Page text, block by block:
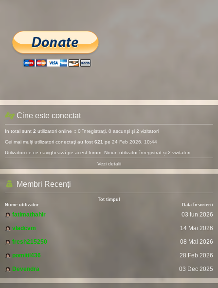
Cine este conectat
In total sunt 2 utilizatori online :: 0 înregistrați, 0 ascunși și 2 vizitatori
Cei mai mulţi utilizatori conectaţi au fost 621 pe 24 Feb 2026, 10:44
Utilizatori ce ce navighează pe acest forum: Niciun utilizator înregistrat și 2 vizitatori
Vezi detalii
Membri Recenți
Tot timpul
Nume utilizator
Data Înscrierii
fatimathahir
03 Iun 2026
vladcvm
14 Mai 2026
fresh215250
08 Mai 2026
pomitil436
28 Feb 2026
Devendra
03 Dec 2025